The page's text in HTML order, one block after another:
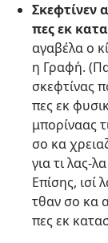
Σκεφτίνεν
πες εκ
αγαβέλα ο
η Γραφή. (
σκεφτίνας
πες εκ
μπορίναας
σο κα
για τι λας-
Επίσης, ισί
τθαν σο κα
πες εκ